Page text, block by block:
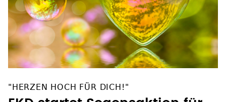
"HERZEN HOCH FÜR DICH!"